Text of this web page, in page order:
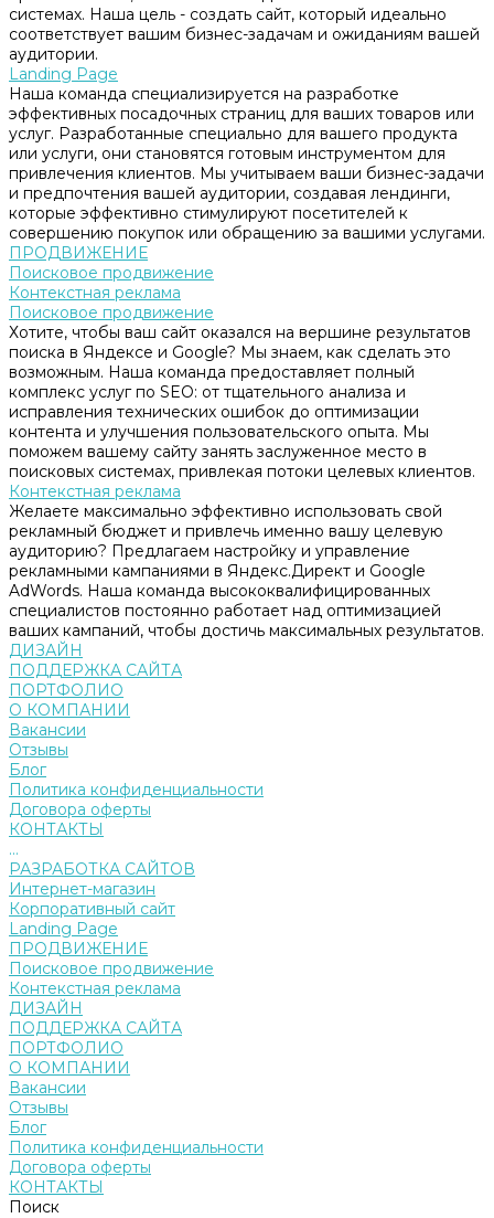
системах. Наша цель - создать сайт, который идеально
соответствует вашим бизнес-задачам и ожиданиям вашей
аудитории.
Landing Page
Наша команда специализируется на разработке
эффективных посадочных страниц для ваших товаров или
услуг. Разработанные специально для вашего продукта
или услуги, они становятся готовым инструментом для
привлечения клиентов. Мы учитываем ваши бизнес-задачи
и предпочтения вашей аудитории, создавая лендинги,
которые эффективно стимулируют посетителей к
совершению покупок или обращению за вашими услугами.
ПРОДВИЖЕНИЕ
Поисковое продвижение
Контекстная реклама
Поисковое продвижение
Хотите, чтобы ваш сайт оказался на вершине результатов
поиска в Яндексе и Google? Мы знаем, как сделать это
возможным. Наша команда предоставляет полный
комплекс услуг по SEO: от тщательного анализа и
исправления технических ошибок до оптимизации
контента и улучшения пользовательского опыта. Мы
поможем вашему сайту занять заслуженное место в
поисковых системах, привлекая потоки целевых клиентов.
Контекстная реклама
Желаете максимально эффективно использовать свой
рекламный бюджет и привлечь именно вашу целевую
аудиторию? Предлагаем настройку и управление
рекламными кампаниями в Яндекс.Директ и Google
AdWords. Наша команда высококвалифицированных
специалистов постоянно работает над оптимизацией
ваших кампаний, чтобы достичь максимальных результатов.
ДИЗАЙН
ПОДДЕРЖКА САЙТА
ПОРТФОЛИО
О КОМПАНИИ
Вакансии
Отзывы
Блог
Политика конфиденциальности
Договора оферты
КОНТАКТЫ
...
РАЗРАБОТКА САЙТОВ
Интернет-магазин
Корпоративный сайт
Landing Page
ПРОДВИЖЕНИЕ
Поисковое продвижение
Контекстная реклама
ДИЗАЙН
ПОДДЕРЖКА САЙТА
ПОРТФОЛИО
О КОМПАНИИ
Вакансии
Отзывы
Блог
Политика конфиденциальности
Договора оферты
КОНТАКТЫ
Поиск